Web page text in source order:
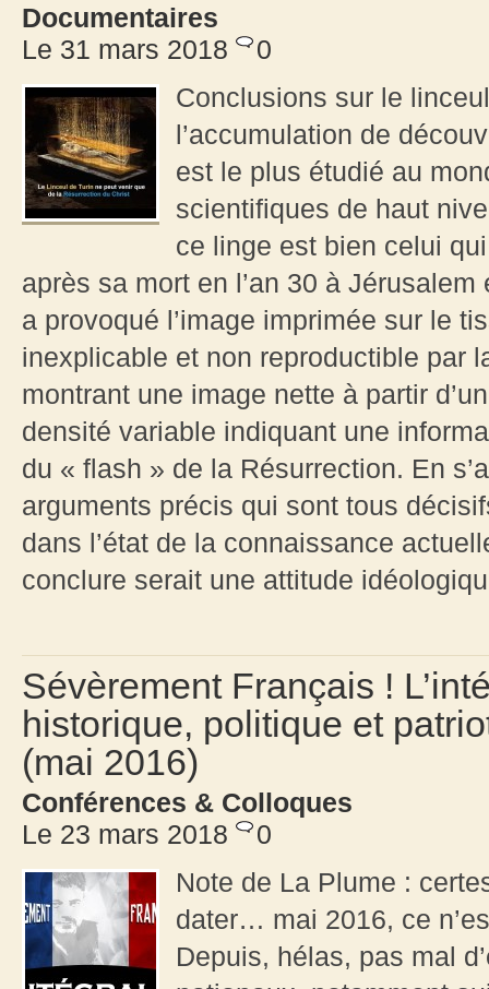
Documentaires
Le 31 mars 2018
0
Conclusions sur le
l’accumulation de
est le plus étudié au
scientifiques de haut
ce linge est bien celui
après sa mort en l’an 30 à
a provoqué l’image imprimée sur le
inexplicable et non reproductible par
montrant une image nette à partir
densité variable indiquant une
du « flash » de la Résurrection. En
arguments précis qui sont tous
dans l’état de la connaissance
conclure serait une attitude
Sévèrement Français !
historique, politique et
(mai 2016)
Conférences & Colloques
Le 23 mars 2018
0
Note de La Plume :
dater… mai 2016, ce
Depuis, hélas, pas mal